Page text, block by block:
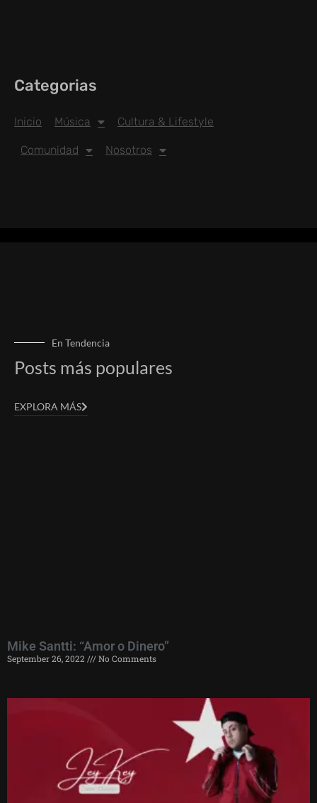
Categorias
Inicio Música Cultura & Lifestyle
Comunidad Nosotros
En Tendencia
Posts más populares
EXPLORA MÁS
Mike Santti: “Amor o Dinero”
September 26, 2022 No Comments